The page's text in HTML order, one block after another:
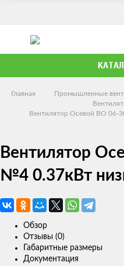
Главная Промышленные
Вентилятор Осевой ВО 06-
Вентилятор
№4 0.37кВт
Обзор
Отзывы (0)
Габаритные размеры
Документация